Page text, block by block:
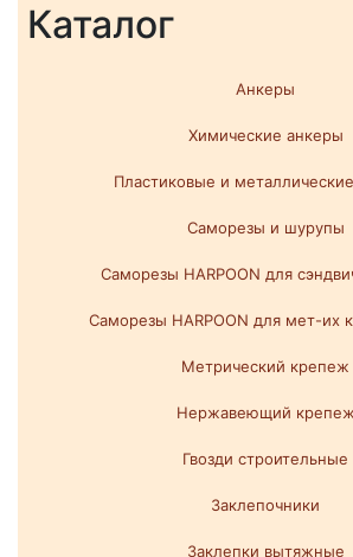
Каталог
Анкеры
Химические анкеры
Пластиковые и
Саморезы и шурупы
Саморезы HARPOON для
Саморезы HARPOON для мет-их
Метрический крепеж
Нержавеющий крепеж
Гвозди строительные
Заклепочники
Заклепки вытяжные